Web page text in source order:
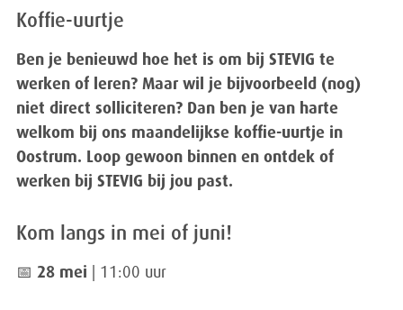
Koffie-uurtje
Ben je benieuwd hoe het is om bij STEVIG te
werken of leren? Maar wil je bijvoorbeeld (nog)
niet direct solliciteren? Dan ben je van harte
welkom bij ons maandelijkse koffie-uurtje in
Oostrum. Loop gewoon binnen en ontdek of
werken bij STEVIG bij jou past.
Kom langs in mei of juni!
📅 28 mei | 11:00 uur